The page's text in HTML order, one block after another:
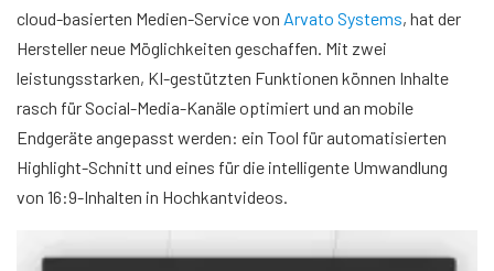
cloud-basierten Medien-Service von Arvato Systems, hat der
Hersteller neue Möglichkeiten geschaffen. Mit zwei
leistungsstarken, KI-gestützten Funktionen können Inhalte
rasch für Social-Media-Kanäle optimiert und an mobile
Endgeräte angepasst werden: ein Tool für automatisierten
Highlight-Schnitt und eines für die intelligente Umwandlung
von 16:9-Inhalten in Hochkantvideos.